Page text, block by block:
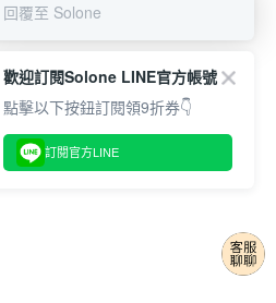
回覆至 Solone
歡迎訂閱Solone LINE官方帳號
點擊以下按鈕訂閱領9折券👇
訂閱官方LINE